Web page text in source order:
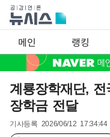
메인 랭킹
계룡장학재단, 전
장학금 전달
기사등록 2026/06/12 17:34:44